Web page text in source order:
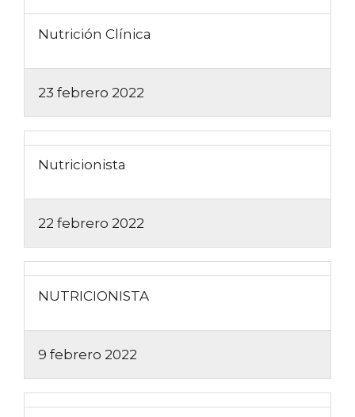
Nutrición Clínica
23 febrero 2022
Nutricionista
22 febrero 2022
NUTRICIONISTA
9 febrero 2022